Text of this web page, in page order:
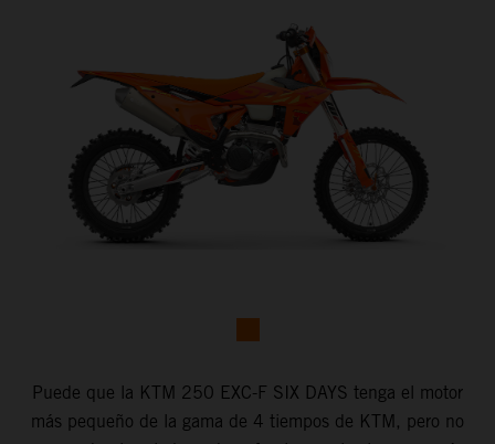
Puede que la KTM 250 EXC-F SIX DAYS tenga el motor
más pequeño de la gama de 4 tiempos de KTM, pero no